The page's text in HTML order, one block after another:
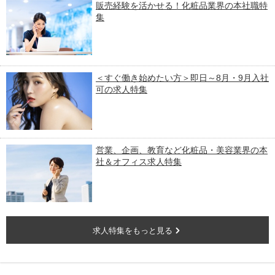
販売経験を活かせる！化粧品業界の本社職特
集
＜すぐ働き始めたい方＞即日～8月・9月入社
可の求人特集
営業、企画、教育など化粧品・美容業界の本
社＆オフィス求人特集
求人特集をもっと見る